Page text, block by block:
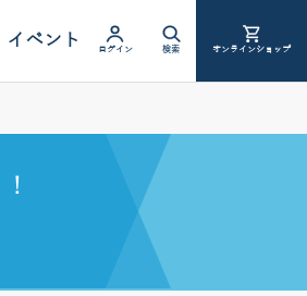
ベント ログイン 検索 オンラインショップ